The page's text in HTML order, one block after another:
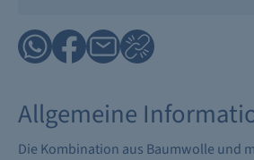
Allgemeine
Die Kombination aus Baumwolle und